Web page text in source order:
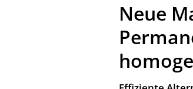
Neue